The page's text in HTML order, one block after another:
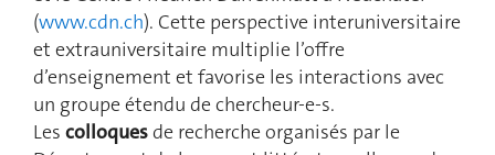
(www.cdn.ch). Cette perspective interuniversitaire
et extrauniversitaire multiplie l’offre
d’enseignement et favorise les interactions avec
un groupe étendu de chercheur-e-s.
Les colloques de recherche organisés par le